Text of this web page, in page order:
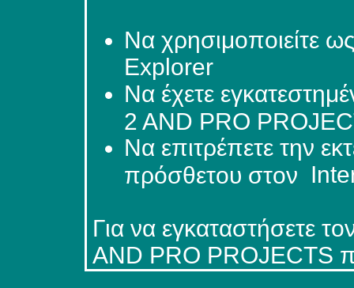
Να χρησιμοποιείτε
Explorer
Να έχετε
2 AND PRO
Να επιτρέπετε την
πρόσθετου στον
Για να εγκαταστήσετε
AND PRO PROJECTS